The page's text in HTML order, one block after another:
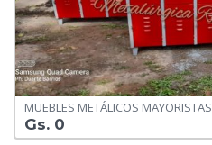
MUEBLES METÁLICOS MAYORISTAS
Gs. 0